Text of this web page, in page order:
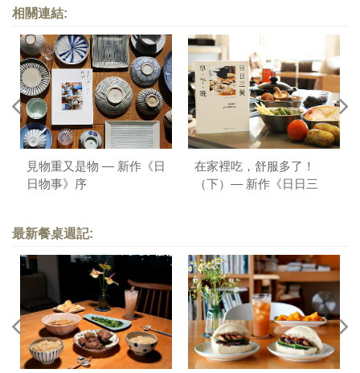
相關連結:
見物重又是物 — 新作《日
日物事》序
在家裡吃，舒服多了！
（下）— 新作《日日三
最新餐桌週記: